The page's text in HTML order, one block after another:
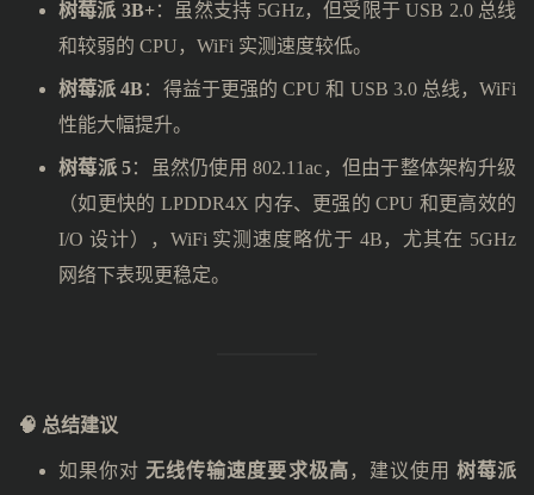
树莓派 3B+：虽然支持 5GHz，但受限于 USB 2.0 总线
和较弱的 CPU，WiFi 实测速度较低。
树莓派 4B ：得益于更强的 CPU 和 USB 3.0 总线，WiFi
性能大幅提升。
树莓派 5：虽然仍使用 802.11ac，但由于整体架构升级
（如更快的 LPDDR4X 内存、更强的 CPU 和更高效的
I/O 设计），WiFi 实测速度略优于 4B，尤其在 5GHz
网络下表现更稳定。
🧠 总结建议
如果你对 无线传输速度要求极高 ，建议使用 树莓派